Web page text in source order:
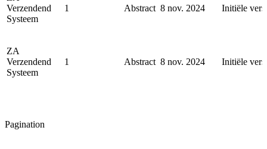
Verzendend
Systeem
1 Abstract 8 nov. 2024 Initiële
ZA
Verzendend
Systeem
1 Abstract 8 nov. 2024 Initiële
Pagination